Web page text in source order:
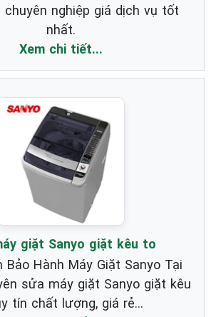
chuyên nghiệp giá dịch vụ tốt
nhất.
Xem chi tiết...
giặt Sanyo giặt kêu to
Bảo Hành Máy Giặt Sanyo Tại
sửa máy giặt Sanyo giặt kêu
tín chất lượng, giá rẻ...